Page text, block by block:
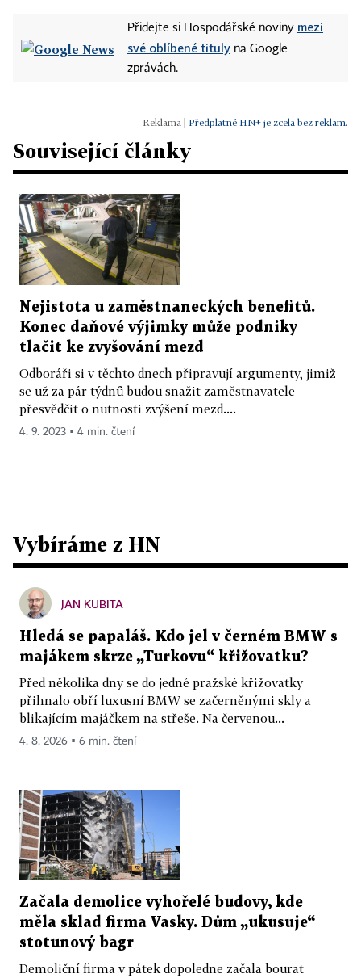
Přidejte si Hospodářské noviny mezi
své oblíbené tituly na Google
zprávách.
Předplatné HN+ je zcela bez reklam.
Související články
Nejistota u zaměstnaneckých benefitů.
Konec daňové výjimky může podniky
tlačit ke zvyšování mezd
Odboráři si v těchto dnech připravují argumenty, jimiž
se už za pár týdnů budou snažit zaměstnavatele
přesvědčit o nutnosti zvýšení mezd....
4. 9. 2023 ▪ 4 min. čtení
Vybíráme z HN
JAN KUBITA
Hledá se papaláš. Kdo jel v černém BMW s
majákem skrze „Turkovu“ křižovatku?
Před několika dny se do jedné pražské křižovatky
přihnalo obří luxusní BMW se začerněnými skly a
blikajícím majáčkem na střeše. Na červenou...
4. 8. 2026 ▪ 6 min. čtení
Začala demolice vyhořelé budovy, kde
měla sklad firma Vasky. Dům „ukusuje“
stotunový bagr
Demoliční firma v pátek dopoledne začala bourat